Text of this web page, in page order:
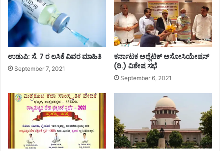
…
!
ತಿ
ದ್
ದ
ಬ
ಸ್
ಗ
ಳ
!
ಉಡುಪಿ: ಸೆ. 7 ರ ಲಸಿಕೆ ವಿವರ ಮಾಹಿತಿ
September 7, 2021
ಕರ್ನಾಟಕ ಅಥ್ಲೆಟಿಕ್ ಅಸೋಸಿಯೇಷನ್
(ರಿ.) ವಿಶೇಷ ಸಭೆ
September 6, 2021